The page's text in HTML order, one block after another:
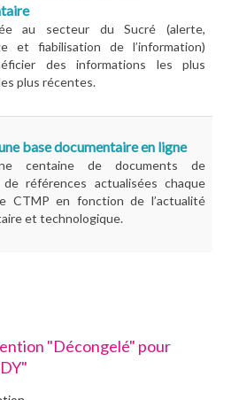
au secteur du Sucré (alerte,
et fiabilisation de l’information)
des informations les plus
plus récentes.
une base documentaire en ligne
centaine de documents de
références actualisées chaque
CTMP en fonction de l’actualité
et technologique.
"Décongelé" pour